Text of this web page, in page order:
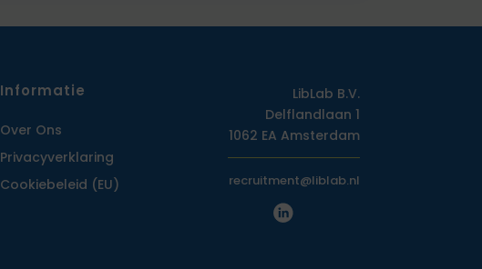
Informatie
Over Ons
Privacy­verklaring
Cookiebeleid (EU)
LibLab B.V.
Delflandlaan 1
1062 EA Amsterdam
recruitment@liblab.nl